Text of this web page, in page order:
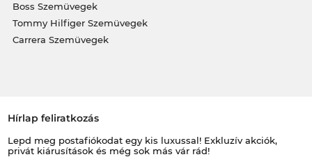
Boss Szemüvegek
Tommy Hilfiger Szemüvegek
Carrera Szemüvegek
Hírlap feliratkozás
Lepd meg postafiókodat egy kis luxussal! Exkluzív akciók,
privát kiárusítások és még sok más vár rád!